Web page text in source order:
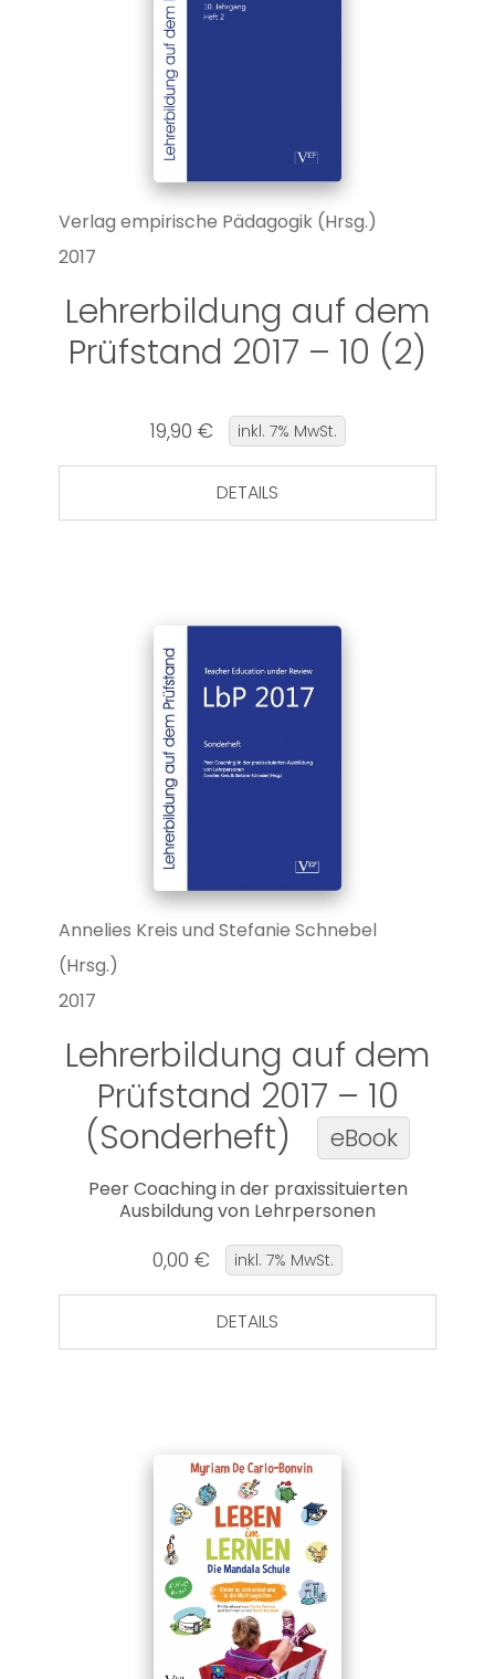
Verlag empirische Pädagogik (Hrsg.)
2017
Lehrerbildung auf dem
Prüfstand 2017 – 10 (2)
19,90 € inkl. 7% MwSt.
DETAILS
Annelies Kreis und Stefanie Schnebel
(Hrsg.)
2017
Lehrerbildung auf dem
Prüfstand 2017 – 10
(Sonderheft)
eBook
Peer Coaching in der praxissituierten
Ausbildung von Lehrpersonen
0,00 € inkl. 7% MwSt.
DETAILS